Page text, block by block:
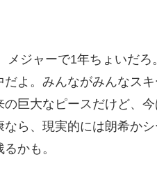
メジャーで1年ちょいだ
よ。みんながみんなス
巨大なピースだけど、
ら、現実的には朗希か
かも。